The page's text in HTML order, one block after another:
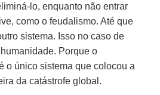
lo, enquanto não entrar
como o feudalismo. Até que
sistema. Isso no caso de
Porque o
o único sistema que colocou a
da catástrofe global.